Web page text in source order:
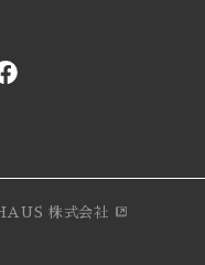
株式会社